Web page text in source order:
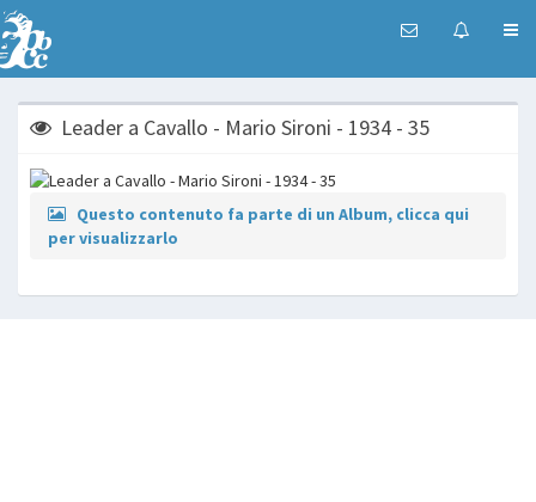
Leader a Cavallo - Mario Sironi - 1934 - 35
Questo contenuto fa parte di un Album, clicca qui
per visualizzarlo